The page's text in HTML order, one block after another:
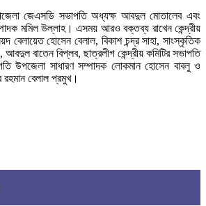
জেএসডি সভাপতি অধ্যক্ষ আবদুল মোতালেব এবং
মমিল উল্লাহ। এসময় আরও বক্তব্য রাখেন কেন্দ্রীয়
বেলায়েত হোসেন বেলাল, বিকাশ চন্দ্র সাহা, সাংস্কৃতিক
আবদুল বাতেন বিপ্লব, ছাত্রলীগ কেন্দ্রীয় কমিটির সভাপতি
উপজেলা সাধারণ সম্পাদক লোকমান হোসেন বাবলু ও
বেলাল প্রমুখ।